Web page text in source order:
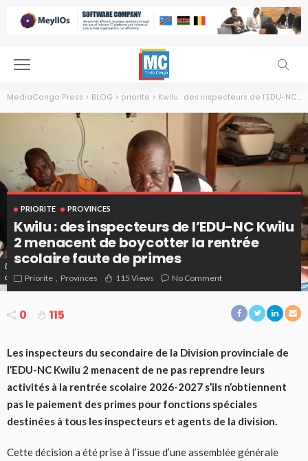
MediaCongo Press > BLOG > priorite > Kwilu : des inspecteurs de l’EDU-NC Kwilu 2 menacent de boycotter la rentrée scolaire faute de primes
PRIORITE PROVINCES
Kwilu : des inspecteurs de l’EDU-NC Kwilu
2 menacent de boycotter la rentrée
scolaire faute de primes
Priorite Provinces 115 Views No Comment
L'inspecteur Rodolphe Maboko, secrétaire provincial du Syndicat des inspecteurs et
agents de L'EDU-NC Kwilu 2 en train de lire le memo devant la presse
0 115
Les inspecteurs du secondaire de la Division provinciale de
l’EDU-NC Kwilu 2 menacent de ne pas reprendre leurs
activités à la rentrée scolaire 2026-2027 s’ils n’obtiennent
pas le paiement des primes pour fonctions spéciales
destinées à tous les inspecteurs et agents de la division.
Cette décision a été prise à l’issue d’une assemblée générale